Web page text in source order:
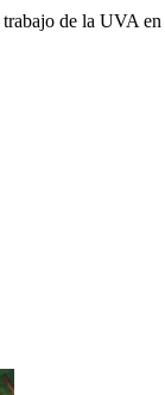
de la UVA en